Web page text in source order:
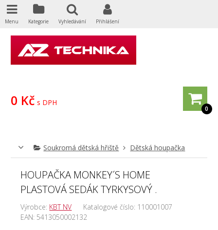
0
0 Kč s DPH
Soukromá dětská hřiště Dětská houpačka
HOUPAČKA MONKEY´S HOME
PLASTOVÁ SEDÁK TYRKYSOVÝ .
Výrobce: KBT NV Katalogové číslo: 110001007
EAN: 5413050002132
Menu Kategorie Vyhledávání Přihlášení